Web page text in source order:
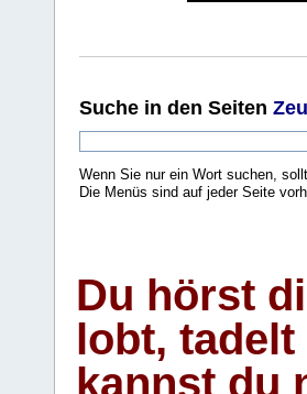
Suche in den Seiten
Wenn Sie nur ein Wort suchen,
Die Menüs sind auf jeder Seite
Du hörst
lobt,
kannst du